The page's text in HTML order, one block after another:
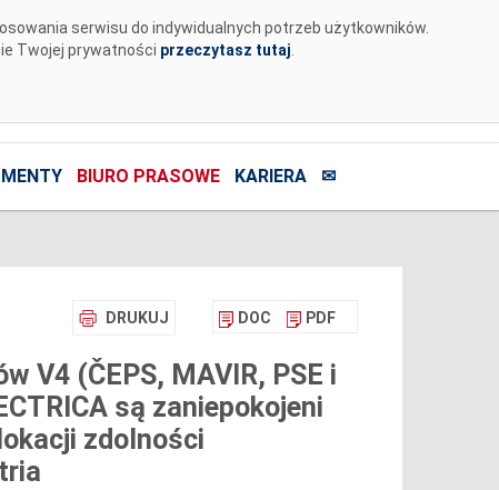
serwisu do indywidualnych potrzeb użytkowników.
Twojej prywatności przeczytasz tutaj
BIURO PRASOWE KARIERA ✉
DRUKUJ DOC PDF
V4 (ČEPS, MAVIR, PSE i
są zaniepokojeni
zdolności